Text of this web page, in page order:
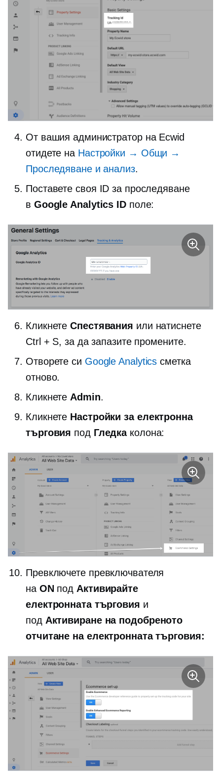
От вашия администратор на Ecwid
отидете на Настройки → Общи →
Проследяване и анализ.
Поставете своя ID за проследяване
в Google Analytics IDполе:
КликнетеСпестявания или натиснете
Ctrl + S, за да запазите промените.
Отворете си Google Analytics сметка
отново.
Кликнете Admin.
Кликнете Настройки за електронна
търговия под Гледкаколона:
Превключете превключвателя
на ONпод Активирайте
електронната търговия и
под Активиране на подобреното
отчитане на електронната търговия: